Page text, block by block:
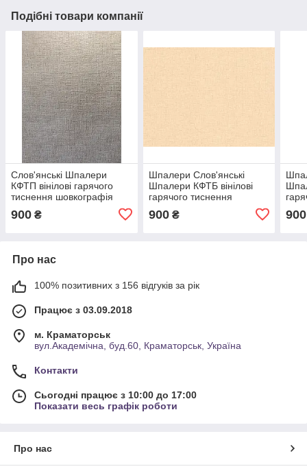
Подібні товари компанії
Слов'янські Шпалери
КФТП вінілові гарячого
тиснення шовкографія
Elegance 10м*1,06 9В121
Ралі 2 V 329-01
900 ₴
Шпалери Слов'янські
Шпалери КФТБ вінілові
гарячого тиснення
9В121 Ралі 2 V 329-02
900₴ 900
Про нас
100% позитивних з 156 відгуків за рік
Працює з 03.09.2018
м. Краматорськ
вул.Академічна, буд.60, Краматорськ, Україна
Контакти
Сьогодні працює з 10:00 до 17:00
Показати весь графік роботи
Про нас